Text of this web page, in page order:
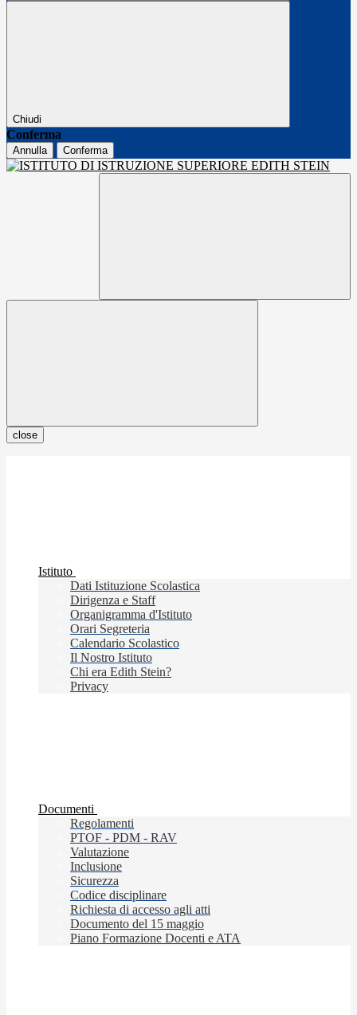
Chiudi
Conferma
Annulla Conferma
close
Istituto
Dati Istituzione Scolastica
Dirigenza e Staff
Organigramma d'Istituto
Orari Segreteria
Calendario Scolastico
Il Nostro Istituto
Chi era Edith Stein?
Privacy
Documenti
Regolamenti
PTOF - PDM - RAV
Valutazione
Inclusione
Sicurezza
Codice disciplinare
Richiesta di accesso agli atti
Documento del 15 maggio
Piano Formazione Docenti e ATA